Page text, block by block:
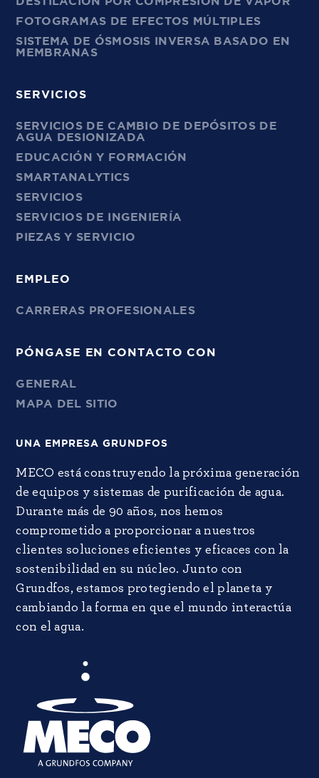
FOTOGRAMAS DE EFECTOS MÚLTIPLES
SISTEMA DE ÓSMOSIS INVERSA BASADO EN
MEMBRANAS
SERVICIOS
SERVICIOS DE CAMBIO DE DEPÓSITOS DE
AGUA DESIONIZADA
EDUCACIÓN Y FORMACIÓN
SMARTANALYTICS
SERVICIOS
SERVICIOS DE INGENIERÍA
PIEZAS Y SERVICIO
EMPLEO
CARRERAS PROFESIONALES
PÓNGASE EN CONTACTO CON
GENERAL
MAPA DEL SITIO
UNA EMPRESA GRUNDFOS
MECO está construyendo la próxima generación
de equipos y sistemas de purificación de agua.
Durante más de 90 años, nos hemos
comprometido a proporcionar a nuestros
clientes soluciones eficientes y eficaces con la
sostenibilidad en su núcleo. Junto con
Grundfos, estamos protegiendo el planeta y
cambiando la forma en que el mundo interactúa
con el agua.